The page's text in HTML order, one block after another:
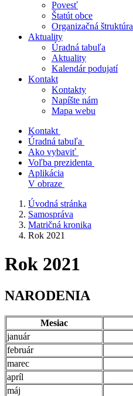
Povesť
Štatút obce
Organizačná štruktúra
Aktuality
Úradná tabuľa
Aktuality
Kalendár podujatí
Kontakt
Kontakty
Napíšte nám
Mapa webu
Kontakt
Úradná tabuľa
Ako vybaviť
Voľba prezidenta
Aplikácia
V obraze
Úvodná stránka
Samospráva
Matričná kronika
Rok 2021
Rok 2021
NARODENIA
Mesiac
január
február
marec
apríl
máj